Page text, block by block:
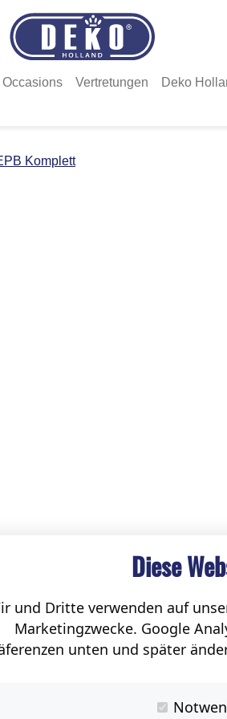
Occasions Vertretungen Deko
Komplett
Diese
und Dritte verwenden auf
Marketingzwecke. Google
unten und später